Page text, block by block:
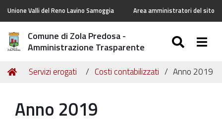
Unione Valli del Reno Lavino Samoggia Area amministratori del sito
Comune di Zola Predosa -
Amministrazione Trasparente
Tu
Home
Servizi erogati Costi contabilizzati Anno 2019
Anno 2019